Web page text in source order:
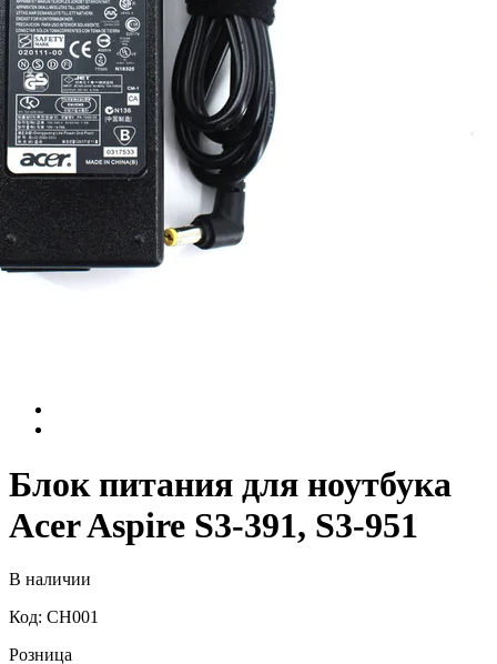
Блок питания для ноутбука
Acer Aspire S3-391, S3-951
В наличии
Код: CH001
Розница